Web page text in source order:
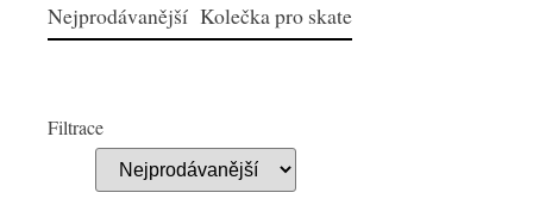
Nejprodávanější Kolečka pro skate
Filtrace